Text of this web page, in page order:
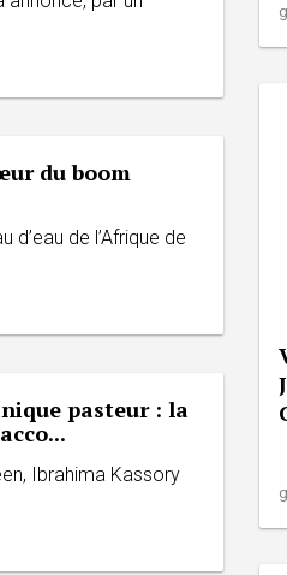
du boom
d’eau de l’Afrique de
pasteur : la
Ibrahima Kassory